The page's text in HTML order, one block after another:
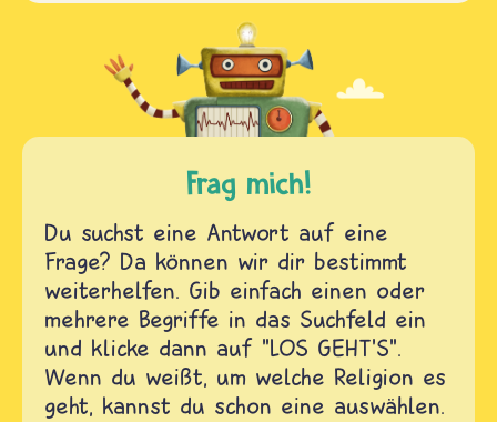
Frag mich!
Du suchst eine Antwort auf eine
Frage? Da können wir dir bestimmt
weiterhelfen. Gib einfach einen oder
mehrere Begriffe in das Suchfeld ein
und klicke dann auf "LOS GEHT'S".
Wenn du weißt, um welche Religion es
geht, kannst du schon eine auswählen.